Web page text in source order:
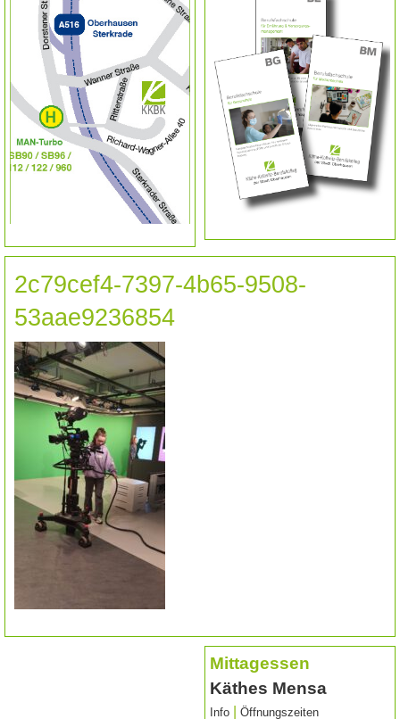
2c79cef4-7397-4b65-9508-
53aae9236854
Mittagessen
Käthes Mensa
Info Öffnungszeiten